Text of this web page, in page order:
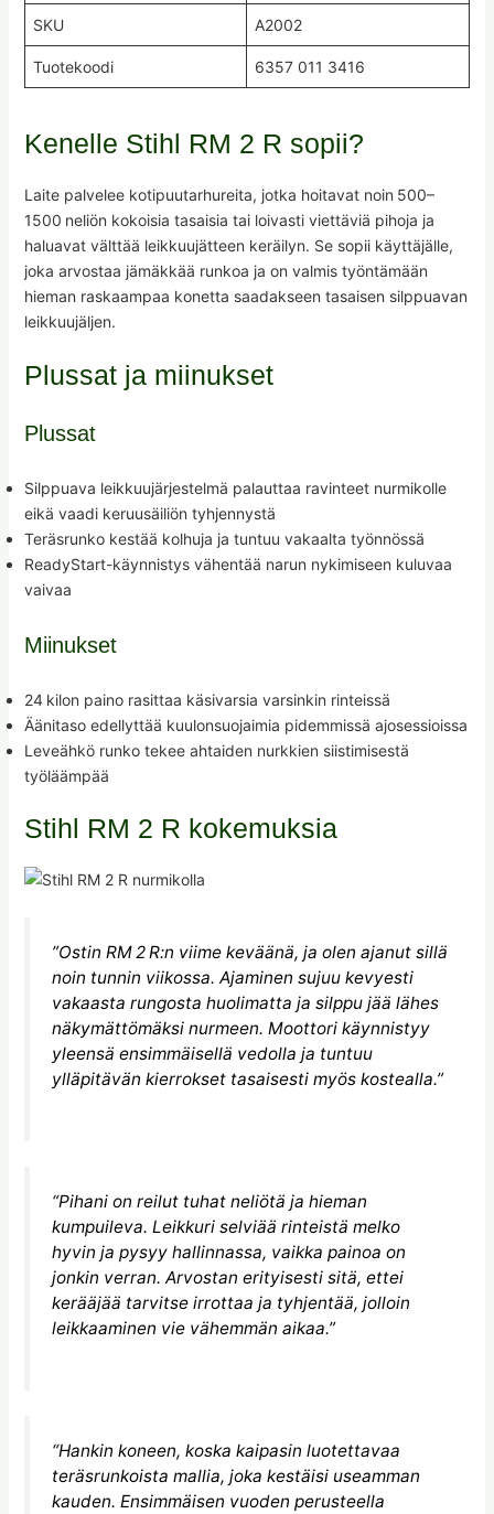
SKU A2002
Tuotekoodi 6357 011 3416
Kenelle Stihl RM 2 R sopii?
Laite palvelee kotipuutarhureita, jotka hoitavat noin 500–
1500 neliön kokoisia tasaisia tai loivasti viettäviä pihoja ja
haluavat välttää leikkuujätteen keräilyn. Se sopii käyttäjälle,
joka arvostaa jämäkkää runkoa ja on valmis työntämään
hieman raskaampaa konetta saadakseen tasaisen silppuavan
leikkuujäljen.
Plussat ja miinukset
Plussat
Silppuava leikkuujärjestelmä palauttaa ravinteet nurmikolle
eikä vaadi keruusäiliön tyhjennystä
Teräsrunko kestää kolhuja ja tuntuu vakaalta työnnössä
ReadyStart-käynnistys vähentää narun nykimiseen kuluvaa
vaivaa
Miinukset
24 kilon paino rasittaa käsivarsia varsinkin rinteissä
Äänitaso edellyttää kuulonsuojaimia pidemmissä ajosessioissa
Leveähkö runko tekee ahtaiden nurkkien siistimisestä
työläämpää
Stihl RM 2 R kokemuksia
”Ostin RM 2 R:n viime keväänä, ja olen ajanut sillä
noin tunnin viikossa. Ajaminen sujuu kevyesti
vakaasta rungosta huolimatta ja silppu jää lähes
näkymättömäksi nurmeen. Moottori käynnistyy
yleensä ensimmäisellä vedolla ja tuntuu
ylläpitävän kierrokset tasaisesti myös kostealla.”
“Pihani on reilut tuhat neliötä ja hieman
kumpuileva. Leikkuri selviää rinteistä melko
hyvin ja pysyy hallinnassa, vaikka painoa on
jonkin verran. Arvostan erityisesti sitä, ettei
kerääjää tarvitse irrottaa ja tyhjentää, jolloin
leikkaaminen vie vähemmän aikaa.”
“Hankin koneen, koska kaipasin luotettavaa
teräsrunkoista mallia, joka kestäisi useamman
kauden. Ensimmäisen vuoden perusteella